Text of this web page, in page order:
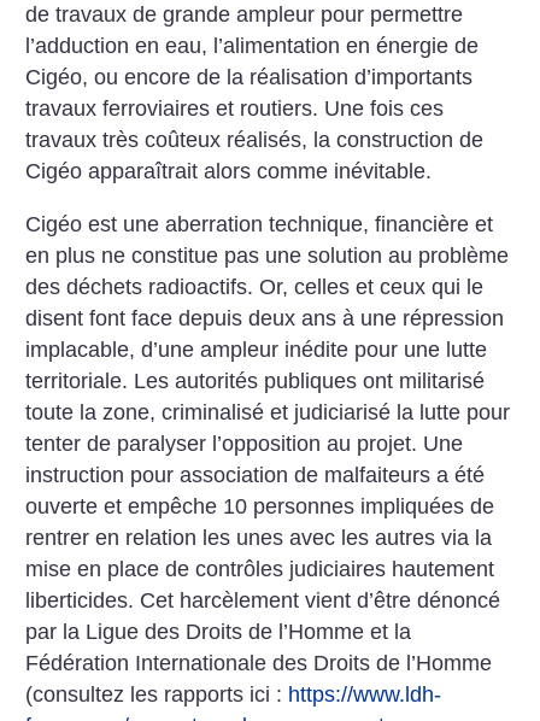
de travaux de grande ampleur pour permettre
l’adduction en eau, l’alimentation en énergie de
Cigéo, ou encore de la réalisation d’importants
travaux ferroviaires et routiers. Une fois ces
travaux très coûteux réalisés, la construction de
Cigéo apparaîtrait alors comme inévitable.
Cigéo est une aberration technique, financière et
en plus ne constitue pas une solution au problème
des déchets radioactifs. Or, celles et ceux qui le
disent font face depuis deux ans à une répression
implacable, d’une ampleur inédite pour une lutte
territoriale. Les autorités publiques ont militarisé
toute la zone, criminalisé et judiciarisé la lutte pour
tenter de paralyser l’opposition au projet. Une
instruction pour association de malfaiteurs a été
ouverte et empêche 10 personnes impliquées de
rentrer en relation les unes avec les autres via la
mise en place de contrôles judiciaires hautement
liberticides. Cet harcèlement vient d’être dénoncé
par la Ligue des Droits de l’Homme et la
Fédération Internationale des Droits de l’Homme
(consultez les rapports ici : https://www.ldh-